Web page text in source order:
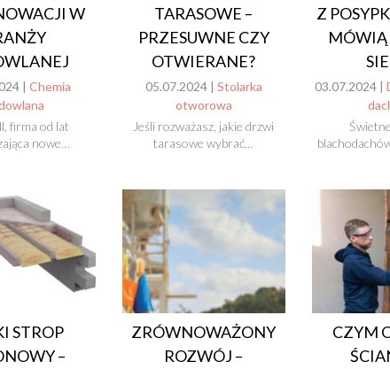
W
| Chemia
firma od lat
nowe…
TARASOWE –
PRZESUWNE CZY
OTWIERANE?
05.07.2024 | Stolarka
otworowa
Jeśli rozważasz, jakie drzwi
tarasowe wybrać…
Z
MÓWIĄ
03.07.2024 |
STROP
–
ZRÓWNOWAŻONY
ROZWÓJ –
CZYM